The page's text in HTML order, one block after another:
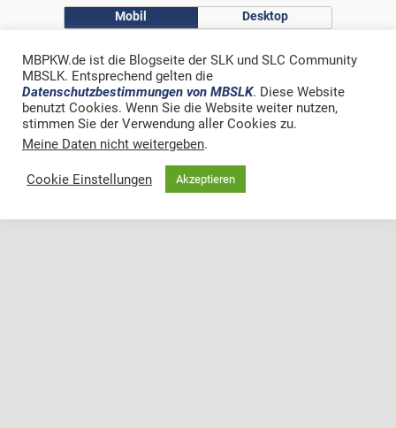
Mobil Desktop
MBPKW.de ist die Blogseite der SLK und SLC Community
MBSLK. Entsprechend gelten die
Datenschutzbestimmungen von MBSLK. Diese Website
benutzt Cookies. Wenn Sie die Website weiter nutzen,
stimmen Sie der Verwendung aller Cookies zu.
Meine Daten nicht weitergeben.
Cookie Einstellungen Akzeptieren